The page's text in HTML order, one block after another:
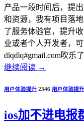
产品一段时间后，提
和资源，我有项目落
了服务体验官，提升
业或者个人开发者，
dlqdlq#gmail.com吹乐
继续阅读 →
用户体验提升 2346 用户体验提升
ios加不进电报